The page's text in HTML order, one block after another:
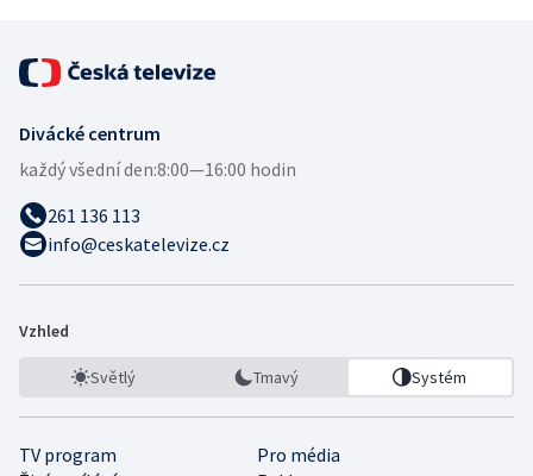
Divácké centrum
každý všední den:8:00—16:00 hodin
261 136 113
info@ceskatelevize.cz
Vzhled
Světlý Tmavý Systém
TV program
Pro média